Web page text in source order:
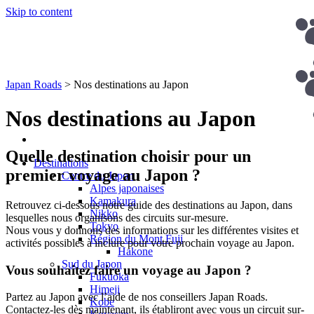
Skip to content
Destinations
Centre du Japon
Alpes japonaises
Kamakura
Nikko
Tokyo
Région du Mont Fuji
Hakone
Sud du Japon
Fukuoka
Himeji
Kobe
Japan Roads > Nos destinations au Japon
Nos destinations au Japon
Quelle destination choisir pour un
premier voyage au Japon ?
Retrouvez ci-dessous notre guide des destinations au Japon, dans
lesquelles nous organisons des circuits sur-mesure.
Nous vous y donnons des informations sur les différentes visites et
activités possibles à inclure pour votre prochain voyage au Japon.
Vous souhaitez faire un voyage au Japon ?
Partez au Japon avec l’aide de nos conseillers Japan Roads.
Contactez-les dès maintenant, ils établiront avec vous un circuit sur-